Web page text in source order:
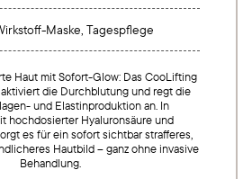
Maske, Tagespflege
Haut mit Sofort-Glow: Das CooLifting
die Durchblutung und regt die
und Elastinproduktion an. In
hochdosierter Hyaluronsäure und
es für ein sofort sichtbar strafferes,
Hautbild – ganz ohne invasive
Behandlung.